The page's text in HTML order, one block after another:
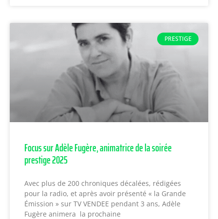
PRESTIGE
Focus sur Adèle Fugère, animatrice de la soirée
prestige 2025
Avec plus de 200 chroniques décalées, rédigées
pour la radio, et après avoir présenté « la Grande
Émission » sur TV VENDEE pendant 3 ans, Adèle
Fugère animera la prochaine